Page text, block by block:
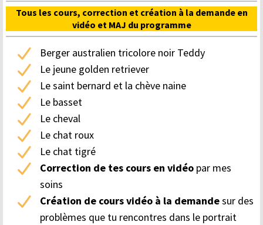
Tous les cours, correction et création à la demande en
vidéo et MAJ du programme
Berger australien tricolore noir Teddy
Le jeune golden retriever
Le saint bernard et la chève naine
Le basset
Le cheval
Le chat roux
Le chat tigré
Correction de tes cours en vidéopar mes
soins
Création de cours vidéo à la demandesur des
problèmes que tu rencontres dans le portrait